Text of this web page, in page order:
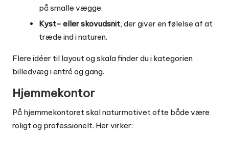
på smalle vægge.
Kyst- eller skovudsnit, der giver en følelse af at
træde ind i naturen.
Flere idéer til layout og skala finder du i kategorien
billedvæg i entré og gang.
Hjemmekontor
På hjemmekontoret skal naturmotivet ofte både være
roligt og professionelt. Her virker: